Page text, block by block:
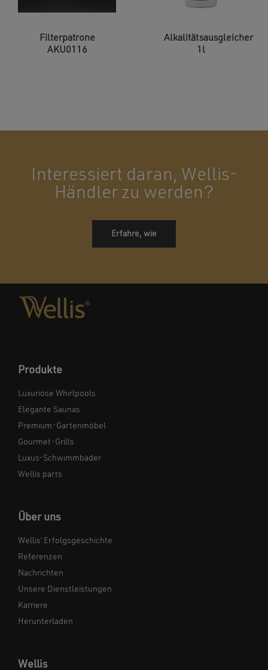
Filterpatrone
AKU0116
Alkalitätsausgleicher
1l
Interessiert daran, Wellis-
Händler zu werden?
Erfahre, wie
Produkte
Luxuriöse Whirlpools
Elegante Saunas
Premium-Gartenmöbel
Gourmet-Grills
Luxus-Schwimmbäder
Wellis parts
Über uns
Wellis‘ Erfolgsgeschichte
Referenzen
Nachrichten
Unsere Dienstleistungen
Karriere
Herunterladen
Wellis